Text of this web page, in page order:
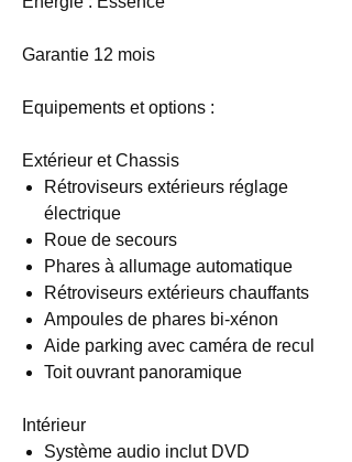
Garantie 12 mois
Equipements et options :
Extérieur et Chassis
Rétroviseurs extérieurs réglage
électrique
Roue de secours
Phares à allumage automatique
Rétroviseurs extérieurs chauffants
Ampoules de phares bi-xénon
Aide parking avec caméra de recul
Toit ouvrant panoramique
Intérieur
Système audio inclut DVD